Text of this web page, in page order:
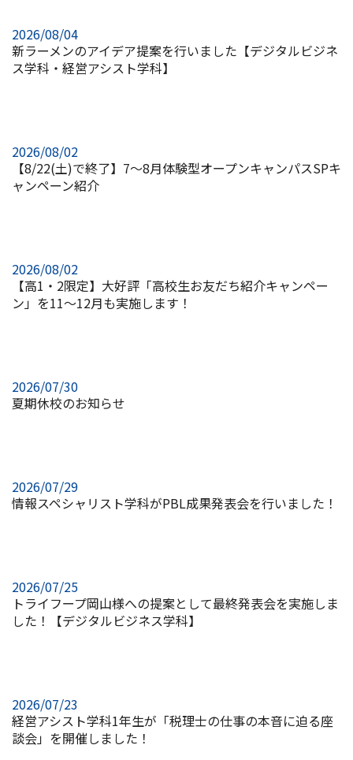
2026/08/04
新ラーメンのアイデア提案を行いました【デジタルビジネ
ス学科・経営アシスト学科】
2026/08/02
【8/22(土)で終了】7～8月体験型オープンキャンパスSPキ
ャンペーン紹介
2026/08/02
【高1・2限定】大好評「高校生お友だち紹介キャンペー
ン」を11～12月も実施します！
2026/07/30
夏期休校のお知らせ
2026/07/29
情報スペシャリスト学科がPBL成果発表会を行いました！
2026/07/25
トライフープ岡山様への提案として最終発表会を実施しま
した！【デジタルビジネス学科】
2026/07/23
経営アシスト学科1年生が「税理士の仕事の本音に迫る座
談会」を開催しました！